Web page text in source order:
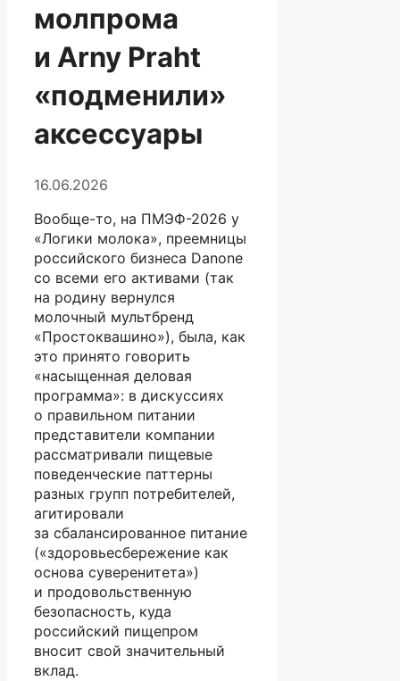
молпрома
и Arny Praht
«подменили»
аксессуары
16.06.2026
Вообще-то, на ПМЭФ-2026 у
«Логики молока», преемницы
российского бизнеса Danone
со всеми его активами (так
на родину вернулся
молочный мультбренд
«Простоквашино»), была, как
это принято говорить
«насыщенная деловая
программа»: в дискуссиях
о правильном питании
представители компании
рассматривали пищевые
поведенческие паттерны
разных групп потребителей,
агитировали
за сбалансированное питание
(«здоровьесбережение как
основа суверенитета»)
и продовольственную
безопасность, куда
российский пищепром
вносит свой значительный
вклад.